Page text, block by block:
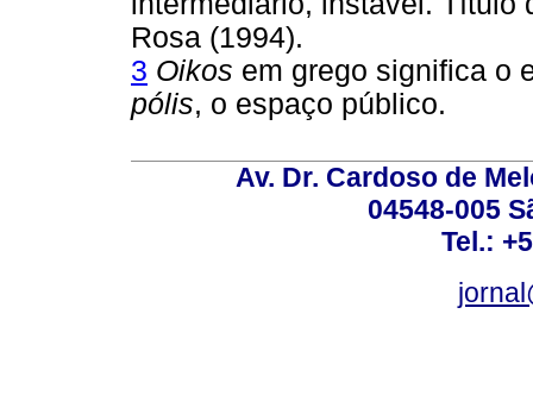
Rosa (1994).
3 Oikos em grego significa o
pólis, o espaço público.
Av. Dr. Cardoso de
04548-005
Tel.: